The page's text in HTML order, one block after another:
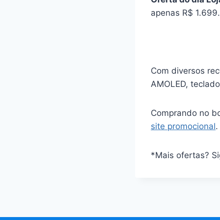
apenas R$ 1.699.
Com diversos
AMOLED,
Comprando no
site promocional.
*Mais ofertas?